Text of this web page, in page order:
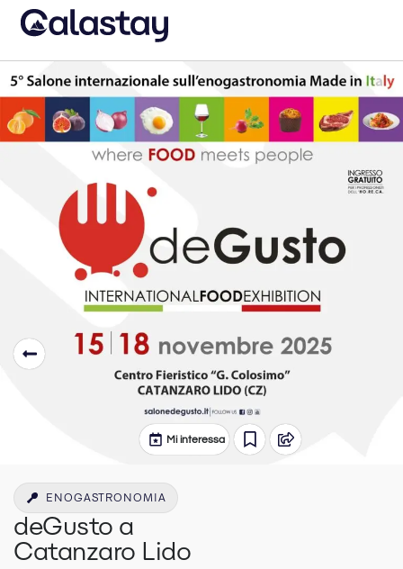
Mi interessa
ENOGASTRONOMIA
deGusto a
Catanzaro Lido